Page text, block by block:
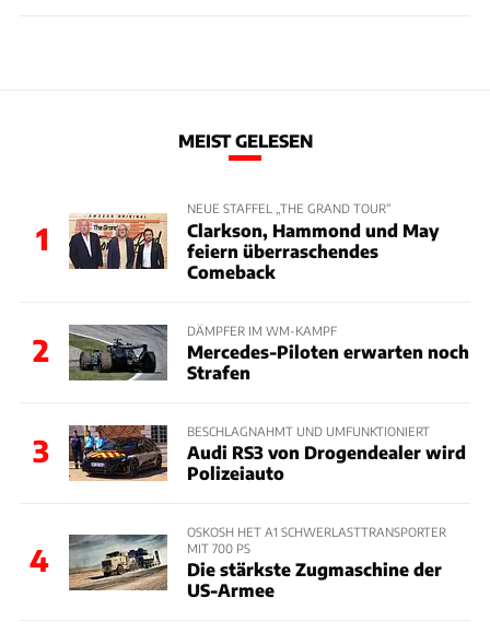
MEIST GELESEN
1
NEUE STAFFEL „THE GRAND TOUR“
Clarkson, Hammond und May
feiern überraschendes
Comeback
2
DÄMPFER IM WM-KAMPF
Mercedes-Piloten erwarten noch
Strafen
3
BESCHLAGNAHMT UND UMFUNKTIONIERT
Audi RS3 von Drogendealer wird
Polizeiauto
4
OSKOSH HET A1 SCHWERLASTTRANSPORTER
MIT 700 PS
Die stärkste Zugmaschine der
US-Armee